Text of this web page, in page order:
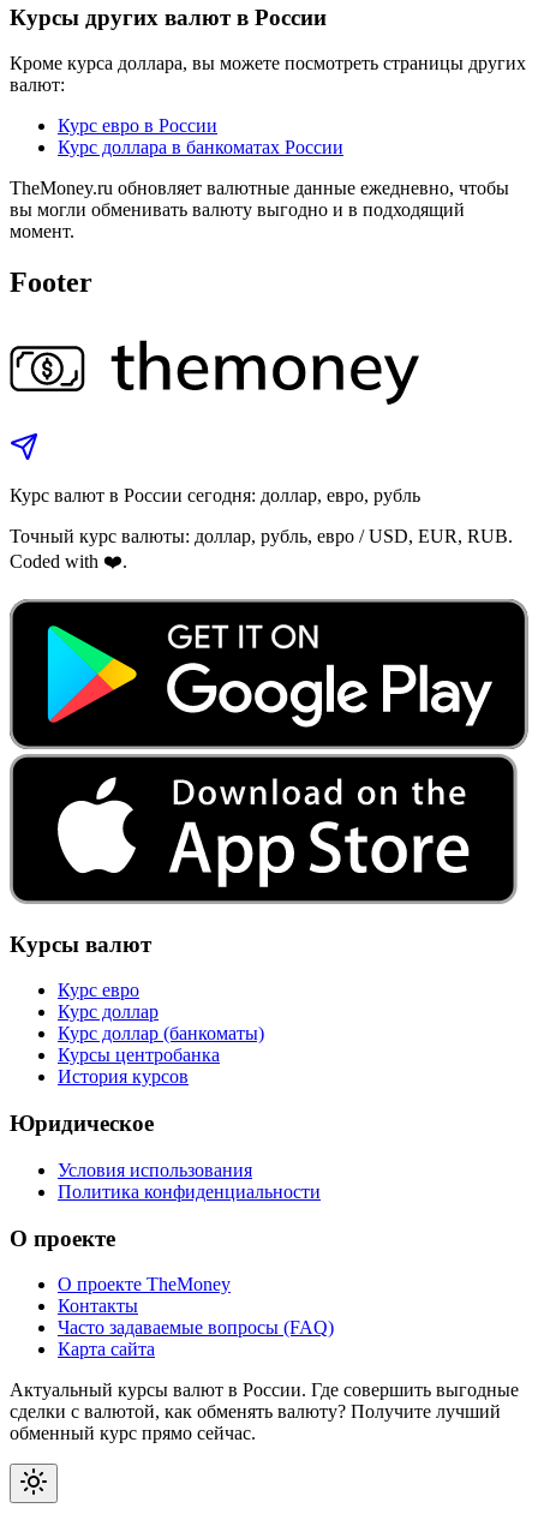
Курсы других валют в России
Кроме курса доллара, вы можете посмотреть страницы других
валют:
Курс евро в России
Курс доллара в банкоматах России
TheMoney.ru обновляет валютные данные ежедневно, чтобы
вы могли обменивать валюту выгодно и в подходящий
момент.
Footer
Курс валют в России сегодня: доллар, евро, рубль
Точный курс валюты: доллар, рубль, евро / USD, EUR, RUB.
Coded with ❤️.
Курсы валют
Курс евро
Курс доллар
Курс доллар (банкоматы)
Курсы центробанка
История курсов
Юридическое
Условия использования
Политика конфиденциальности
О проекте
О проекте TheMoney
Контакты
Часто задаваемые вопросы (FAQ)
Карта сайта
Актуальный курсы валют в России. Где совершить выгодные
сделки с валютой, как обменять валюту? Получите лучший
обменный курс прямо сейчас.